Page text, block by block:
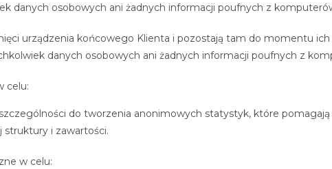
danych osobowych ani żadnych informacji poufnych z
urządzenia końcowego Klienta i pozostają tam do momentu
danych osobowych ani żadnych informacji poufnych z
celu:
do tworzenia anonimowych statystyk, które
i zawartości.
w celu: